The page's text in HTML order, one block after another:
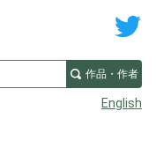
作品・作者
English